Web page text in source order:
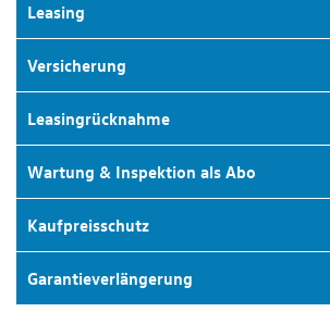
Leasing
Versicherung
Leasingrücknahme
Wartung & Inspektion als Abo
Kaufpreisschutz
Garantieverlängerung